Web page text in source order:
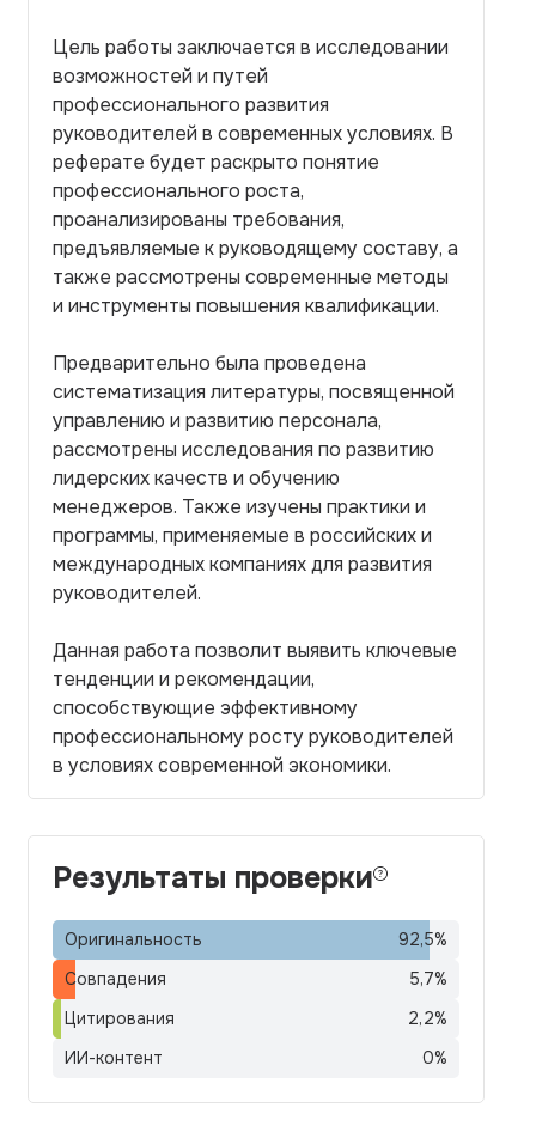
Цель работы заключается в исследовании
возможностей и путей
профессионального развития
руководителей в современных условиях. В
реферате будет раскрыто понятие
профессионального роста,
проанализированы требования,
предъявляемые к руководящему составу, а
также рассмотрены современные методы
и инструменты повышения квалификации.
Предварительно была проведена
систематизация литературы, посвященной
управлению и развитию персонала,
рассмотрены исследования по развитию
лидерских качеств и обучению
менеджеров. Также изучены практики и
программы, применяемые в российских и
международных компаниях для развития
руководителей.
Данная работа позволит выявить ключевые
тенденции и рекомендации,
способствующие эффективному
профессиональному росту руководителей
в условиях современной экономики.
Результаты проверки
Оригинальность 92,5%
Совпадения
5,7%
Цитирования
2,2%
ИИ-контент
0%